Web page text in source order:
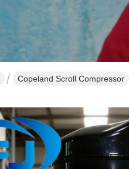
Copeland Scroll Compressor